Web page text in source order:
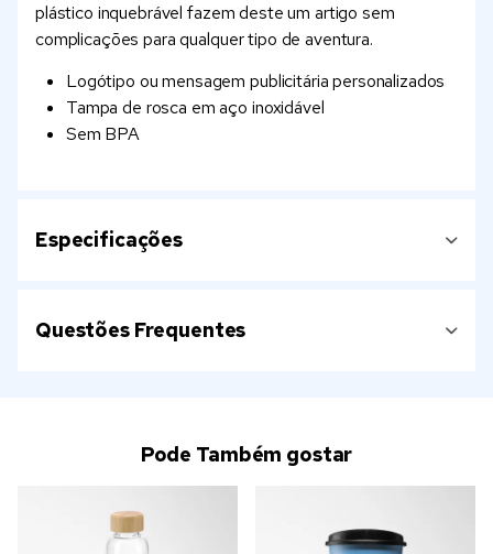
plástico inquebrável fazem deste um artigo sem
complicações para qualquer tipo de aventura.
Logótipo ou mensagem publicitária personalizados
Tampa de rosca em aço inoxidável
Sem BPA
Especificações
Questões Frequentes
Pode Também gostar